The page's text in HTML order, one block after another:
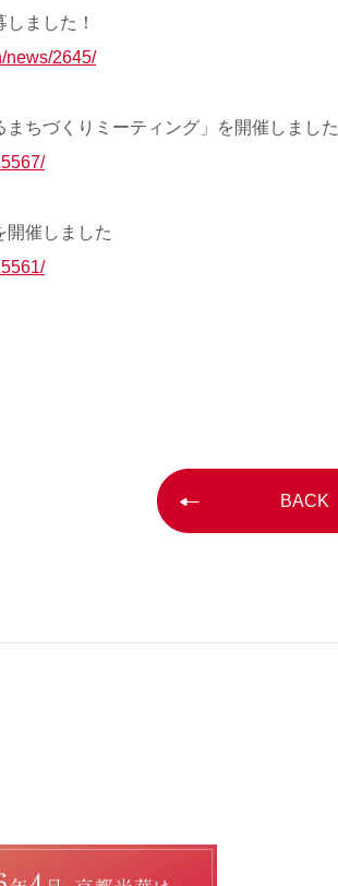
ました！
news/2645/
ちづくりミーティング」を開催しました
開催しました
BACK